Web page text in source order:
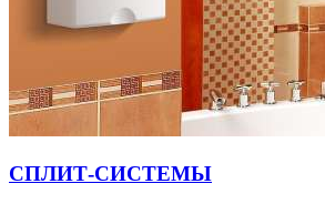
СПЛИТ-СИСТЕМЫ